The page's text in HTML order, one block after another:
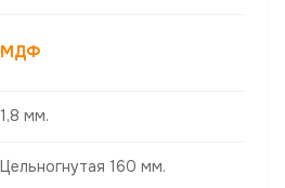
МДФ
1,8 мм.
Цельногнутая 160 мм.